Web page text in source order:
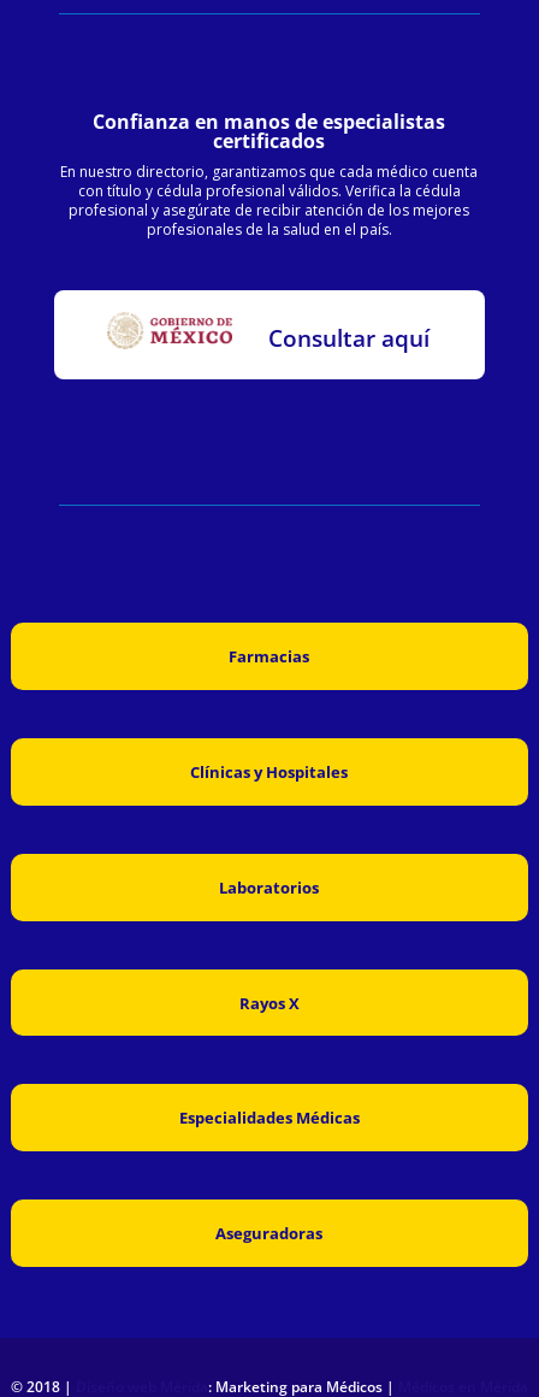
Confianza en manos de especialistas
certificados
En nuestro directorio, garantizamos que cada médico cuenta
con título y cédula profesional válidos. Verifica la cédula
profesional y asegúrate de recibir atención de los mejores
profesionales de la salud en el país.
Consultar aquí
Farmacias
Clínicas y Hospitales
Laboratorios
Rayos X
Especialidades Médicas
Aseguradoras
© 2018 | : Marketing para Médicos |